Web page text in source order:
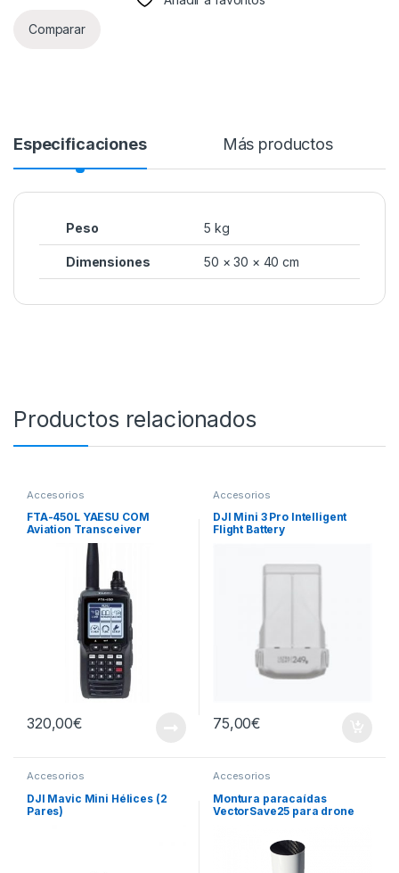
Comparar
Especificaciones Más productos
Peso 5 kg
Dimensiones 50 × 30 × 40 cm
Productos relacionados
Accesorios
FTA-450L YAESU COM
Aviation Transceiver
320,00€
Accesorios
DJI Mini 3 Pro Intelligent
Flight Battery
75,00€
Accesorios
DJI Mavic Mini Hélices (2
Pares)
Accesorios
Montura paracaídas
VectorSave25 para drone